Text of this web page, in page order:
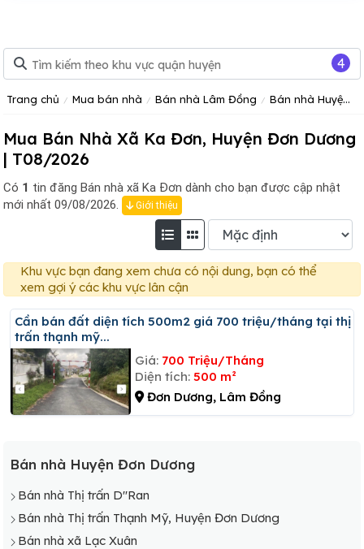
Trang chủ Mua bán nhà Bán nhà Lâm Đồng Bán nhà Huyện Đơn Dương
Mua Bán Nhà Xã Ka Đơn, Huyện Đơn Dương
| T08/2026
Có 1 tin đăng Bán nhà xã Ka Đơn dành cho bạn được cập nhật
mới nhất 09/08/2026.
Giới thiệu
Khu vực bạn đang xem chưa có nội dung, bạn có thể
xem gợi ý các khu vực lân cận
Cần bán đất diện tích 500m2 giá 700 triệu/tháng tại thị
trấn thạnh mỹ...
Giá: 700 Triệu/Tháng
Diện tích: 500 m²
Đơn Dương, Lâm Đồng
Bán nhà Huyện Đơn Dương
Bán nhà Thị trấn D"Ran
Bán nhà Thị trấn Thạnh Mỹ, Huyện Đơn Dương
Bán nhà xã Lạc Xuân
4